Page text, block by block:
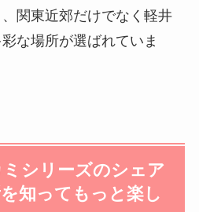
関東近郊だけでなく軽井
な場所が選ばれていま
シリーズのシェア
知ってもっと楽し